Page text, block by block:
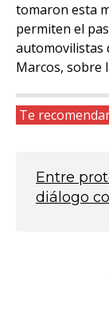
tomaron esta
permiten el
automovilistas
Marcos, sobre
Te
Entre
diálogo